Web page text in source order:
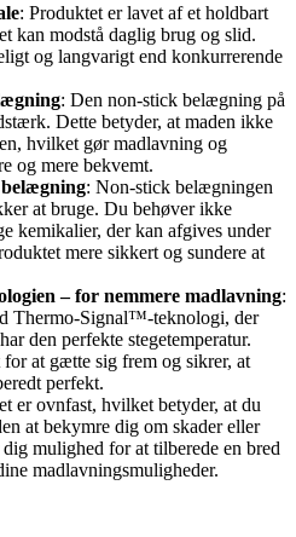
: Produktet er lavet af et holdbart
kan modstå daglig brug og slid.
og langvarigt end konkurrerende
: Den non-stick belægning på
Dette betyder, at maden ikke
hvilket gør madlavning og
og mere bekvemt.
: Non-stick belægningen
at bruge. Du behøver ikke
kemikalier, der kan afgives under
mere sikkert og sundere at
– for nemmere madlavning:
Thermo-Signal™-teknologi, der
den perfekte stegetemperatur.
at gætte sig frem og sikrer, at
perfekt.
er ovnfast, hvilket betyder, at du
at bekymre dig om skader eller
mulighed for at tilberede en bred
madlavningsmuligheder.